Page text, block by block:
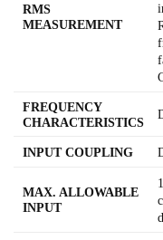
RMS
MEASUREMENT
FREQUENCY
CHARACTERISTICS
INPUT COUPLING
MAX. ALLOWABLE
INPUT